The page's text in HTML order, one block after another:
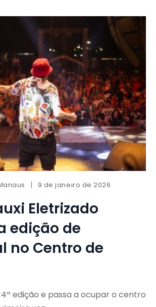
9 de janeiro de 2026
Eletrizado
edição de
no Centro de
edição e passa a ocupar o centro